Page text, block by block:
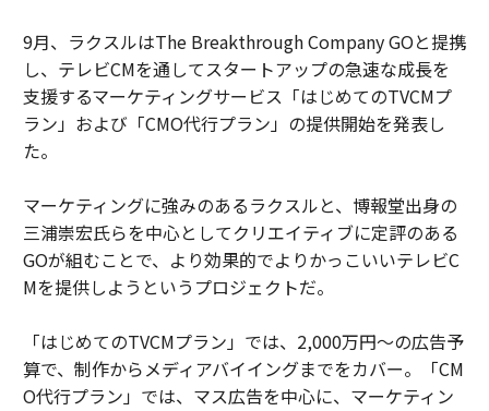
9月、ラクスルはThe Breakthrough Company GOと提携
し、テレビCMを通してスタートアップの急速な成長を
支援するマーケティングサービス「はじめてのTVCMプ
ラン」および「CMO代行プラン」の提供開始を発表し
た。
マーケティングに強みのあるラクスルと、博報堂出身の
三浦崇宏氏らを中心としてクリエイティブに定評のある
GOが組むことで、より効果的でよりかっこいいテレビC
Mを提供しようというプロジェクトだ。
「はじめてのTVCMプラン」では、2,000万円〜の広告予
算で、制作からメディアバイイングまでをカバー。「CM
O代行プラン」では、マス広告を中心に、マーケティン